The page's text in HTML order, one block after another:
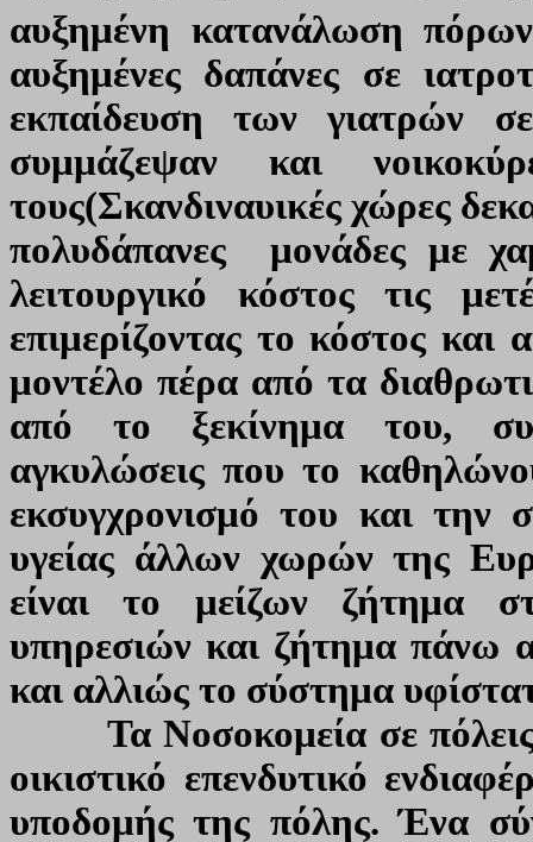
αυξημένη κατανάλωση
αυξημένες δαπάνες σε
εκπαίδευση των γιατρών σε
συμμάζεψαν και
τους(Σκανδιναυικές χώρες
πολυδάπανες μονάδες με
λειτουργικό κόστος τις
επιμερίζοντας το κόστος
μοντέλο πέρα από τα
από το ξεκίνημα του,
αγκυλώσεις που το
εκσυγχρονισμό του και
υγείας άλλων χωρών της
είναι το μείζων ζήτημα
υπηρεσιών και ζήτημα πάνω
και αλλιώς το σύστημα
Τα Νοσοκομεία σε πόλεις
οικιστικό επενδυτικό
υποδομής της πόλης. Ένα